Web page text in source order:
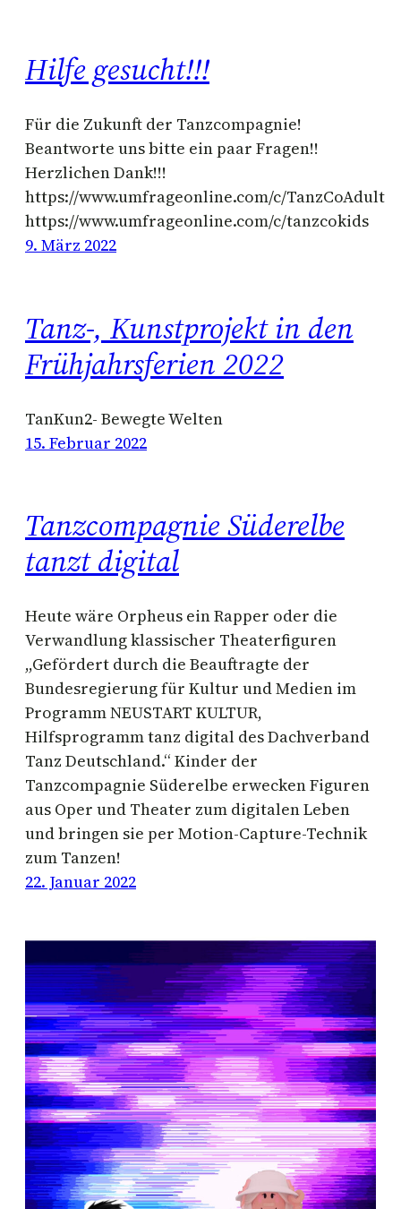
Hilfe gesucht!!!
Für die Zukunft der Tanzcompagnie!
Beantworte uns bitte ein paar Fragen!!
Herzlichen Dank!!!
https://www.umfrageonline.com/c/TanzCoAdult
https://www.umfrageonline.com/c/tanzcokids
9. März 2022
Tanz-, Kunstprojekt in den
Frühjahrsferien 2022
TanKun2- Bewegte Welten
15. Februar 2022
Tanzcompagnie Süderelbe
tanzt digital
Heute wäre Orpheus ein Rapper oder die
Verwandlung klassischer Theaterfiguren
,,Gefördert durch die Beauftragte der
Bundesregierung für Kultur und Medien im
Programm NEUSTART KULTUR,
Hilfsprogramm tanz digital des Dachverband
Tanz Deutschland.“ Kinder der
Tanzcompagnie Süderelbe erwecken Figuren
aus Oper und Theater zum digitalen Leben
und bringen sie per Motion-Capture-Technik
zum Tanzen!
22. Januar 2022